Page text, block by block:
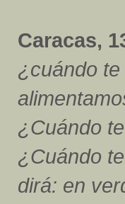
Caracas,
¿cuándo
¿Cuándo
¿Cuándo
dirá: en